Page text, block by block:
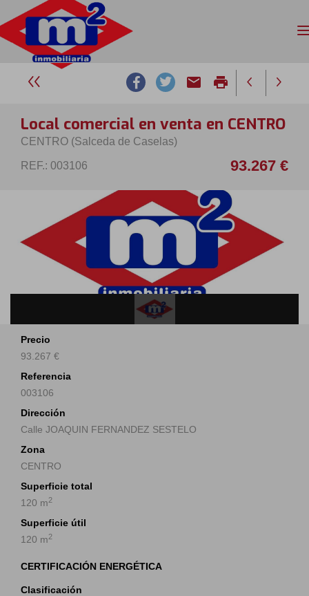
email print
Local comercial en venta en CENTRO
CENTRO (Salceda de Caselas)
REF.: 003106 93.267 €
Precio
93.267 €
Referencia
003106
Dirección
Calle JOAQUIN FERNANDEZ SESTELO
Zona
CENTRO
Superficie total
120 m2
Superficie útil
120 m2
CERTIFICACIÓN ENERGÉTICA
Clasificación